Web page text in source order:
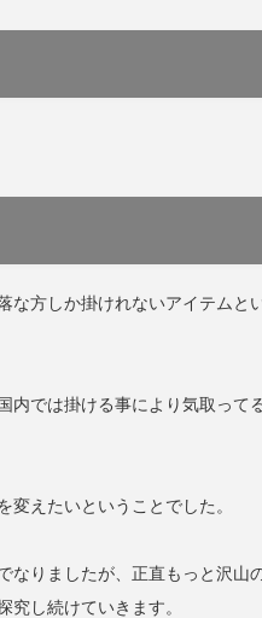
な方しか掛けれないアイテムと
内では掛ける事により気取って
えたいということでした。
なりましたが、正直もっと沢山
し続けていきます。